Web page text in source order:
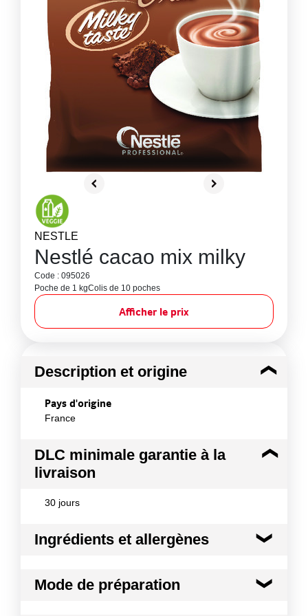
NESTLE
Nestlé cacao mix milky
Code : 095026
Poche de 1 kgColis de 10 poches
Afficher le prix
Description et origine
Pays d'origine
France
DLC minimale garantie à la
livraison
30 jours
Ingrédients et allergènes
Sucre, lait écrémé en poudre (14,5%), lactosérum
Mode de préparation